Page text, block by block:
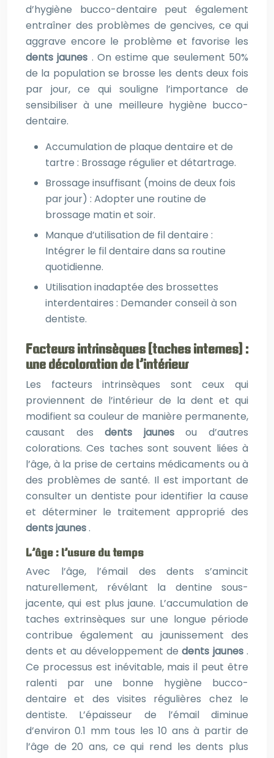
d’hygiène bucco-dentaire peut également
entraîner des problèmes de gencives, ce qui
aggrave encore le problème et favorise les
dents jaunes . On estime que seulement 50%
de la population se brosse les dents deux fois
par jour, ce qui souligne l’importance de
sensibiliser à une meilleure hygiène bucco-
dentaire.
Accumulation de plaque dentaire et de
tartre : Brossage régulier et détartrage.
Brossage insuffisant (moins de deux fois
par jour) : Adopter une routine de
brossage matin et soir.
Manque d’utilisation de fil dentaire :
Intégrer le fil dentaire dans sa routine
quotidienne.
Utilisation inadaptée des brossettes
interdentaires : Demander conseil à son
dentiste.
Facteurs intrinsèques (taches internes) :
une décoloration de l’intérieur
Les facteurs intrinsèques sont ceux qui
proviennent de l’intérieur de la dent et qui
modifient sa couleur de manière permanente,
causant desdents jaunesou d’autres
colorations. Ces taches sont souvent liées à
l’âge, à la prise de certains médicaments ou à
des problèmes de santé. Il est important de
consulter un dentiste pour identifier la cause
et déterminer le traitement approprié des
dents jaunes.
L’âge : l’usure du temps
Avec l’âge, l’émail des dents s’amincit
naturellement, révélant la dentine sous-
jacente, qui est plus jaune. L’accumulation de
taches extrinsèques sur une longue période
contribue également au jaunissement des
dents et au développement dedents jaunes.
Ce processus est inévitable, mais il peut être
ralenti par une bonne hygiène bucco-
dentaire et des visites régulières chez le
dentiste. L’épaisseur de l’émail diminue
d’environ 0.1 mm tous les 10 ans à partir de
l’âge de 20 ans, ce qui rend les dents plus